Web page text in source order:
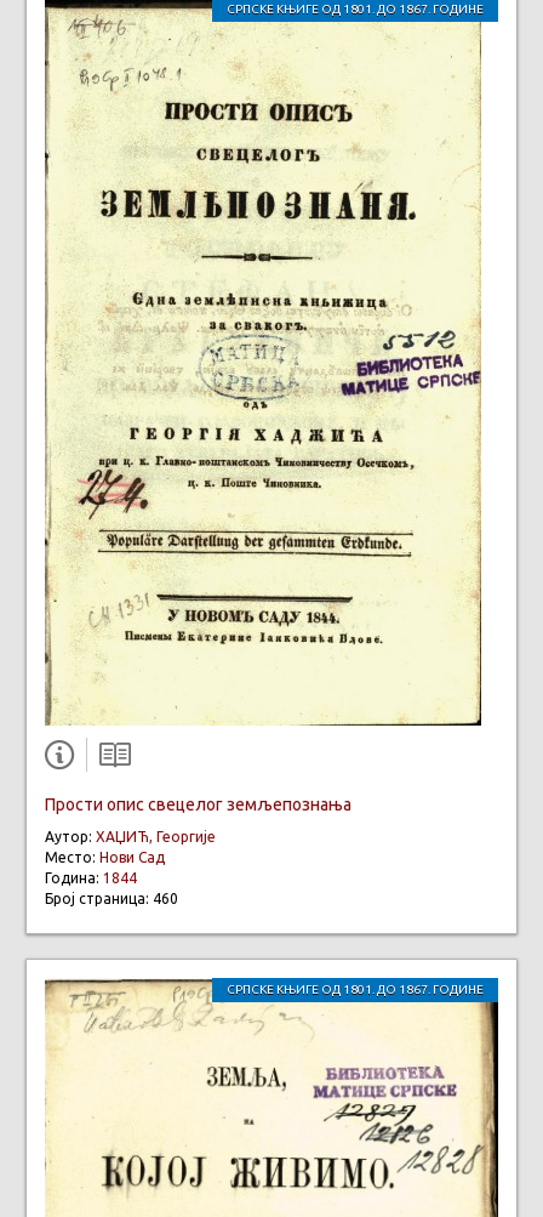
СРПСКЕ КЊИГЕ ОД 1801. ДО 1867. ГОДИНЕ
Прости опис свецелог земљепознања
Аутор: ХАЏИЋ, Георгије
Место: Нови Сад
Година: 1844
Број страница: 460
СРПСКЕ КЊИГЕ ОД 1801. ДО 1867. ГОДИНЕ